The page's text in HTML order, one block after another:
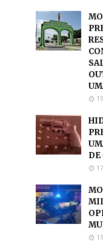
DE